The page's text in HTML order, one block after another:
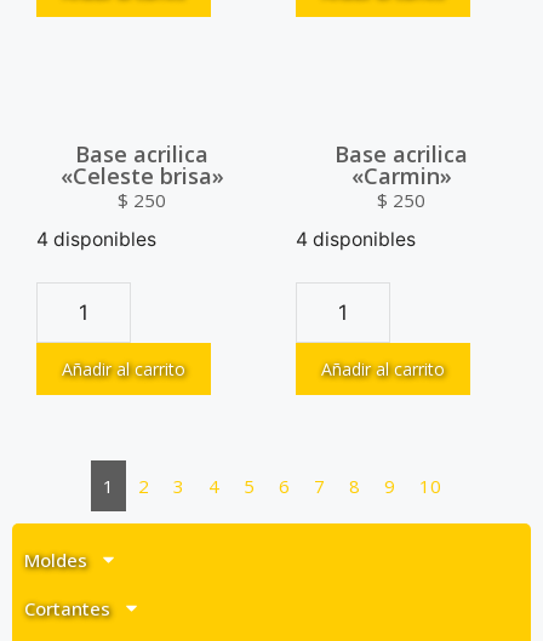
Moldes
Cortantes
Base acrilica
«Celeste brisa»
$ 250
4 disponibles
Añadir al carrito
Base acrilica
«Carmin»
$ 250
4 disponibles
Añadir al carrito
1 2 3 4 5 6 7 8 9 10